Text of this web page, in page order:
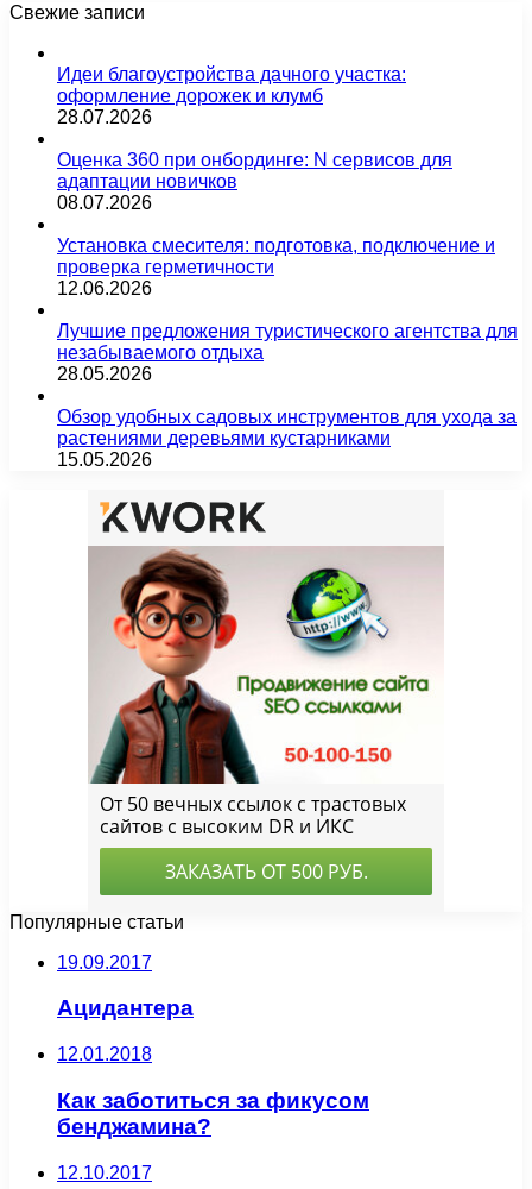
Свежие записи
Идеи благоустройства дачного участка:
оформление дорожек и клумб
28.07.2026
Оценка 360 при онбординге: N сервисов для
адаптации новичков
08.07.2026
Установка смесителя: подготовка, подключение и
проверка герметичности
12.06.2026
Лучшие предложения туристического агентства для
незабываемого отдыха
28.05.2026
Обзор удобных садовых инструментов для ухода за
растениями деревьями кустарниками
15.05.2026
Популярные статьи
19.09.2017
Ацидантера
12.01.2018
Как заботиться за фикусом
бенджамина?
12.10.2017